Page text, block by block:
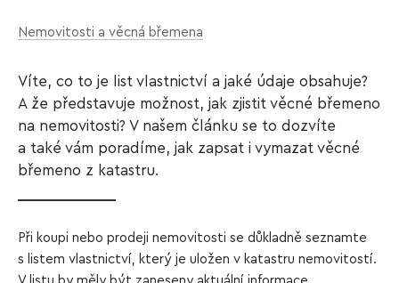
Nemovitosti a věcná břemena
Víte, co to je list vlastnictví a jaké údaje obsahuje?
A že představuje možnost, jak zjistit věcné břemeno
na nemovitosti? V našem článku se to dozvíte
a také vám poradíme, jak zapsat i vymazat věcné
břemeno z katastru.
Při koupi nebo prodeji nemovitosti se důkladně seznamte
s listem vlastnictví, který je uložen v katastru nemovitostí.